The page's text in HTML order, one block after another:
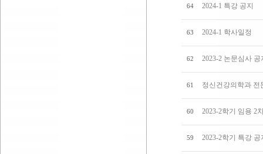
64 2024-1 특강 공지
63 2024-1 학사일정
62 2023-2 논문심사
61 정신건강의학과
60 2023-2학기 임용 2
59 2023-2학기 특강